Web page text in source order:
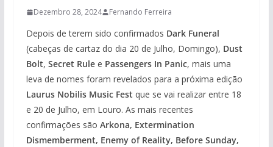
Dezembro 28, 2024 Fernando Ferreira
Depois de terem sido confirmados Dark Funeral
(cabeças de cartaz do dia 20 de Julho, Domingo), Dust
Bolt, Secret Rulee Passengers In Panic, mais uma
leva de nomes foram revelados para a próxima edição
Laurus Nobilis Music Fest que se vai realizar entre 18
e 20 de Julho, em Louro. As mais recentes
confirmações são Arkona, Extermination
Dismemberment, Enemy of Reality, Before Sunday,